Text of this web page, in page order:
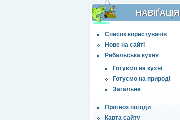
НАВІҐАЦІЯ
Список користувачів
Нове на сайті
Рибальська кухня
Готуємо на кухні
Готуємо на природі
Загальне
Прогноз погоди
Карта сайту